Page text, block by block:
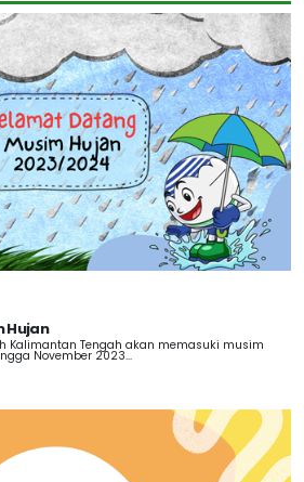
Hujan
Kalimantan Tengah akan memasuki musim
November 2023...